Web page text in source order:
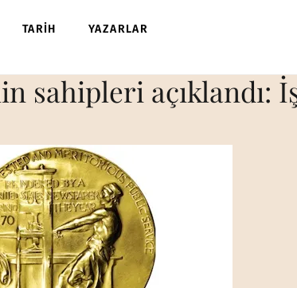
TARİH YAZARLAR
sahipleri açıklandı: